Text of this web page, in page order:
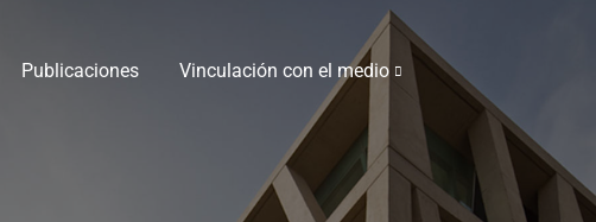
Publicaciones Vinculación con el medio